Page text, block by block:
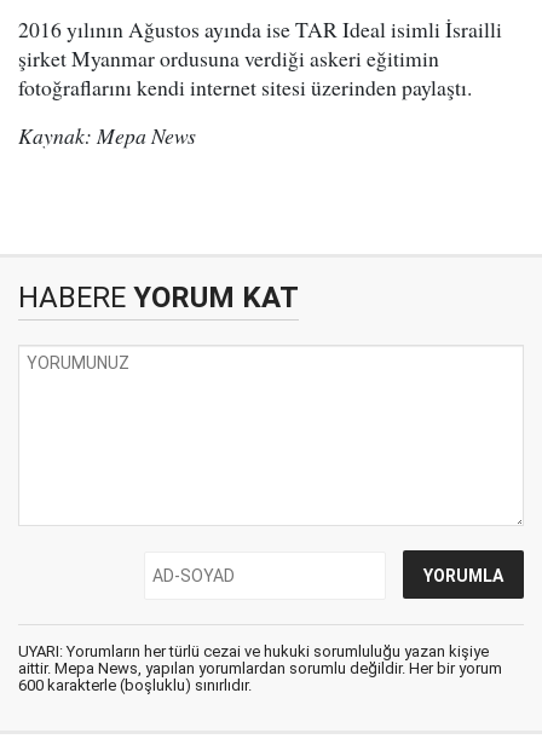
2016 yılının Ağustos ayında ise TAR Ideal isimli İsrailli
şirket Myanmar ordusuna verdiği askeri eğitimin
fotoğraflarını kendi internet sitesi üzerinden paylaştı.
Kaynak: Mepa News
HABERE YORUM KAT
UYARI: Yorumların her türlü cezai ve hukuki sorumluluğu yazan kişiye
aittir. Mepa News, yapılan yorumlardan sorumlu değildir. Her bir yorum
600 karakterle (boşluklu) sınırlıdır.